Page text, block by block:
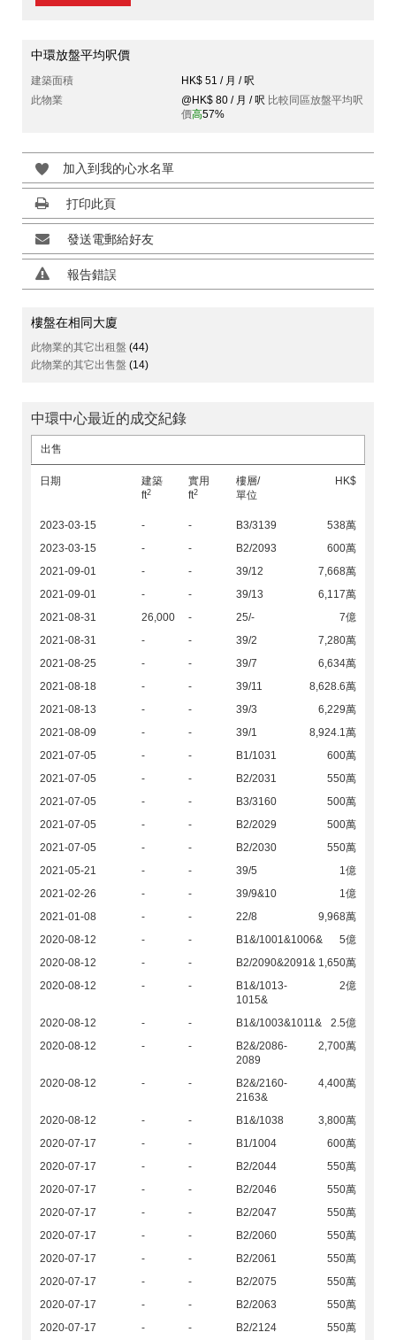
中環放盤平均呎價
建築面積
HK$ 51 / 月 / 呎
此物業
@HK$ 80 / 月 / 呎 比較同區放盤平均呎
價高57%
加入到我的心水名單
打印此頁
發送電郵給好友
報告錯誤
樓盤在相同大廈
此物業的其它出租盤 (44)
此物業的其它出售盤 (14)
中環中心最近的成交紀錄
出售
日期
建築
ft2
實用
ft2
樓層/
單位
HK$
2023-03-15 - - B3/3139
538萬
2023-03-15
- - B2/2093
600萬
2021-09-01
- - 39/12
7,668萬
2021-09-01
- - 39/13
6,117萬
2021-08-31
26,000 - 25/-
7億
2021-08-31
- - 39/2
7,280萬
2021-08-25
- - 39/7
6,634萬
2021-08-18
- - 39/11
8,628.6萬
2021-08-13
- - 39/3
6,229萬
2021-08-09
- - 39/1
8,924.1萬
2021-07-05
- - B1/1031
600萬
2021-07-05
- - B2/2031
550萬
2021-07-05
- - B3/3160
500萬
2021-07-05
- - B2/2029
500萬
2021-07-05
- - B2/2030
550萬
2021-05-21
- - 39/5
1億
2021-02-26
- - 39/9&10
1億
2021-01-08
- - 22/8
9,968萬
2020-08-12
- - B1&/1001&1006&
5億
2020-08-12
- - B2/2090&2091& 1,650萬
2020-08-12
- -
B1&/1013-
1015&
2億
2020-08-12 - - B1&/1003&1011&
2.5億
2020-08-12
- -
B2&/2086-
2089
2,700萬
2020-08-12 - -
B2&/2160-
2163&
4,400萬
2020-08-12 - - B1&/1038
3,800萬
2020-07-17
- - B1/1004
600萬
2020-07-17
- - B2/2044
550萬
2020-07-17
- - B2/2046
550萬
2020-07-17
- - B2/2047
550萬
2020-07-17
- - B2/2060
550萬
2020-07-17
- - B2/2061
550萬
2020-07-17
- - B2/2075
550萬
2020-07-17
- - B2/2063
550萬
2020-07-17
- - B2/2124 550萬